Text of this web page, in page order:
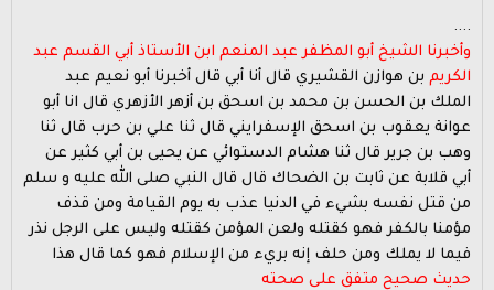
....
وأخبرنا الشيخ أبو المظفر عبد المنعم ابن الأستاذ أبي القسم عبد
الكريم بن هوازن القشيري قال أنا أبي قال أخبرنا أبو نعيم عبد
الملك بن الحسن بن محمد بن اسحق بن أزهر الأزهري قال انا أبو
عوانة يعقوب بن اسحق الإسفرايني قال ثنا علي بن حرب قال ثنا
وهب بن جرير قال ثنا هشام الدستوائي عن يحيى بن أبي كثير عن
أبي قلابة عن ثابت بن الضحاك قال قال النبي صلى الله عليه و سلم
من قتل نفسه بشيء في الدنيا عذب به يوم القيامة ومن قذف
مؤمنا بالكفر فهو كقتله ولعن المؤمن كقتله وليس على الرجل نذر
فيما لا يملك ومن حلف إنه بريء من الإسلام فهو كما قال هذا
حديث صحيح متفق على صحته